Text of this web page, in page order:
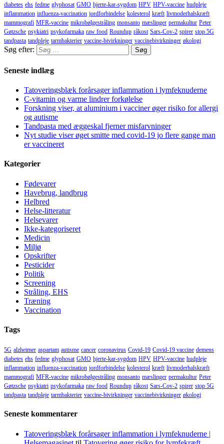
diabetes ehs fedme glyphosat GMO hjerte-kar-sygdom HPV HPV-vaccine hudpleje
inflammation influenza-vaccination jordforbindelse kolesterol kræft livmoderhalskræft
mammografi MFR-vaccine mikrobølgestråling monsanto mæslinger permakultur Peter
Gøtzsche psykiatri psykofarmaka raw food Roundup råkost Sars-Cov-2 spirer stop 5G
tandpasta tandpleje tarmbakterier vaccine-bivirkninger vaccinebivirkninger økologi
Søg efter:
Seneste indlæg
Tatoveringsblæk forårsager inflammation i lymfeknuderne
C-vitamin og varme lindrer forkølelse
Forskning viser, at aluminium i vacciner øger risiko for allergi
og autisme
Tandpasta med æggeskal fjerner misfarvninger
Nyt studie viser øget smitte med covid-19 jo flere gange man
er vaccineret
Kategorier
Fødevarer
Havebrug, landbrug
Helbred
Helse-litteratur
Helsevarer
Ikke-kategoriseret
Medicin
Miljø
Opskrifter
Pesticider
Politik
Screening
Stråling, EHS
Træning
Vaccination
Tags
5G alzheimer aspartam autisme cancer coronavirus Covid-19 Covid-19 vaccine demens
diabetes ehs fedme glyphosat GMO hjerte-kar-sygdom HPV HPV-vaccine hudpleje
inflammation influenza-vaccination jordforbindelse kolesterol kræft livmoderhalskræft
mammografi MFR-vaccine mikrobølgestråling monsanto mæslinger permakultur Peter
Gøtzsche psykiatri psykofarmaka raw food Roundup råkost Sars-Cov-2 spirer stop 5G
tandpasta tandpleje tarmbakterier vaccine-bivirkninger vaccinebivirkninger økologi
Seneste kommentarer
Tatoveringsblæk forårsager inflammation i lymfeknuderne |